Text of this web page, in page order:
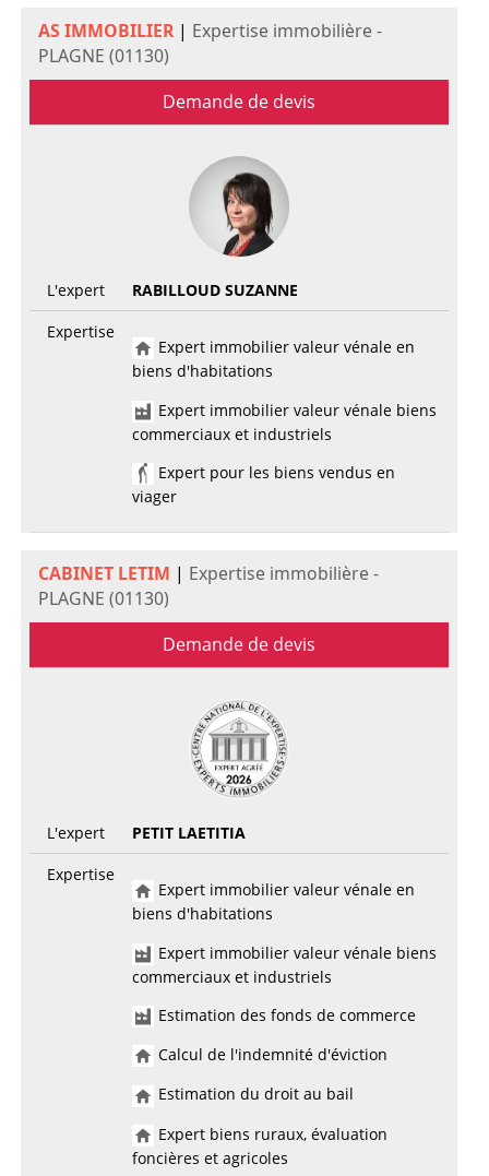
AS IMMOBILIER| Expertise immobilière -
PLAGNE (01130)
Demande de devis
L'expert
RABILLOUD SUZANNE
Expertise
Expert immobilier valeur vénale en
biens d'habitations
Expert immobilier valeur vénale biens
commerciaux et industriels
Expert pour les biens vendus en
viager
CABINET LETIM | Expertise immobilière -
PLAGNE (01130)
Demande de devis
L'expert
PETIT LAETITIA
Expertise
Expert immobilier valeur vénale en
biens d'habitations
Expert immobilier valeur vénale biens
commerciaux et industriels
Estimation des fonds de commerce
Calcul de l'indemnité d'éviction
Estimation du droit au bail
Expert biens ruraux, évaluation
foncières et agricoles